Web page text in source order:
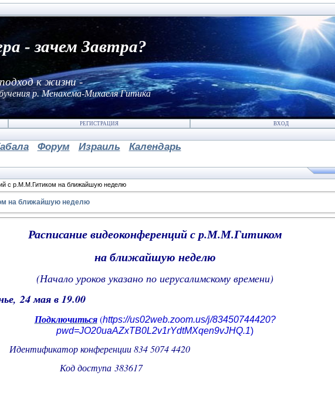
- зачем Завтра?
к жизни -
р. Менахема-Михаеля Гитика
РЕГИСТРАЦИЯ ВХОД
Форум Израиль Календарь
с р.М.М.Гитиком на ближайшую неделю
на ближайшую неделю
Расписание видеоконференций с р.М.М.Гитиком
на ближайшую неделю
(Начало уроков указано по иерусалимскому времени)
24 мая в 19.00
Подключиться (https://us02web.zoom.us/j/83450744420?
pwd=JO20uaAZxTB0L2v1rYdtMXqen9vJHQ.1)
Идентификатор конференции834 5074 4420
Код доступа 383617